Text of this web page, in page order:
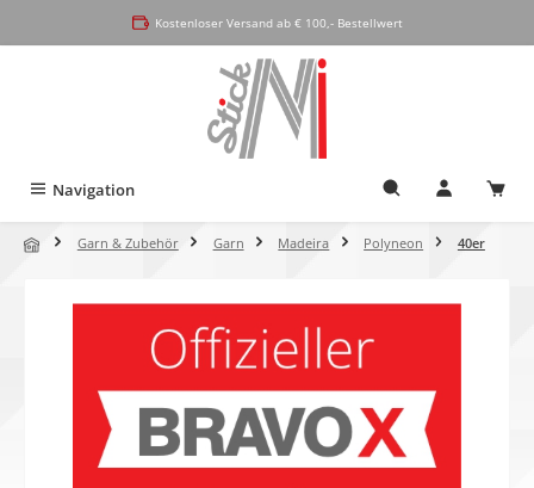
Kostenloser Versand ab € 100,- Bestellwert
Navigation
Garn & Zubehör Garn Madeira Polyneon 40er